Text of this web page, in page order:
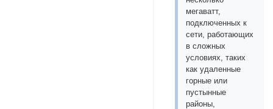
мегаватт,
подключенных к
сети, работающих
в сложных
условиях, таких
как удаленные
горные или
пустынные
районы,